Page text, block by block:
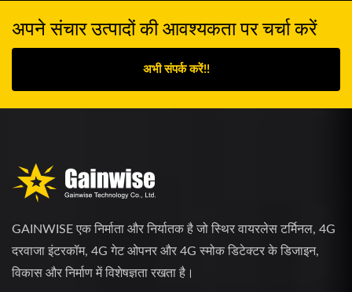
अपने संचार उत्पादों की आवश्यकता पर चर्चा करें
अभी संपर्क करें!!
GAINWISE एक निर्माता और निर्यातक है जो स्थिर वायरलेस टर्मिनल, 4G
दरवाजा इंटरकॉम, 4G गेट ओपनर और 4G स्मोक डिटेक्टर के डिजाइन,
विकास और निर्माण में विशेषज्ञता रखता है।